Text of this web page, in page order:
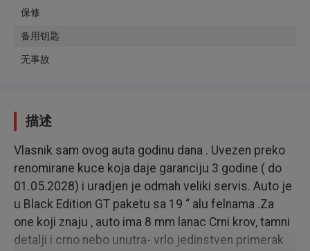
保修
备用钥匙
无事故
描述
Vlasnik sam ovog auta godinu dana . Uvezen preko
renomirane kuce koja daje garanciju 3 godine ( do
01.05.2028) i uradjen je odmah veliki servis. Auto je
u Black Edition GT paketu sa 19 “ alu felnama .Za
one koji znaju , auto ima 8 mm lanac Crni krov, tamni
detalji i crno nebo unutra- vrlo jedinstven primerak